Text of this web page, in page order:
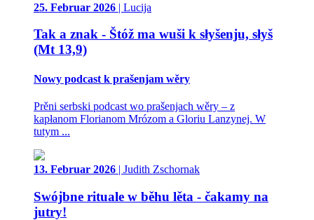
25. Februar 2026 | Lucija
Tak a znak - Štóž ma wuši k słyšenju, słyš
(Mt 13,9)
Nowy podcast k prašenjam wěry
Prěni serbski podcast wo prašenjach wěry – z
kapłanom Florianom Mrózom a Gloriu Lanzynej. W
tutym ...
13. Februar 2026 | Judith Zschornak
Swójbne rituale w běhu lěta - čakamy na
jutry!